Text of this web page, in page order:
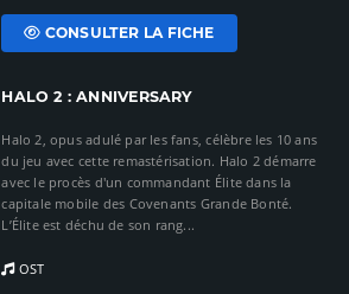
CONSULTER LA FICHE
HALO 2 : ANNIVERSARY
Halo 2, opus adulé par les fans, célèbre les 10 ans
du jeu avec cette remastérisation. Halo 2 démarre
avec le procès d'un commandant Élite dans la
capitale mobile des Covenants Grande Bonté.
L’Élite est déchu de son rang...
OST